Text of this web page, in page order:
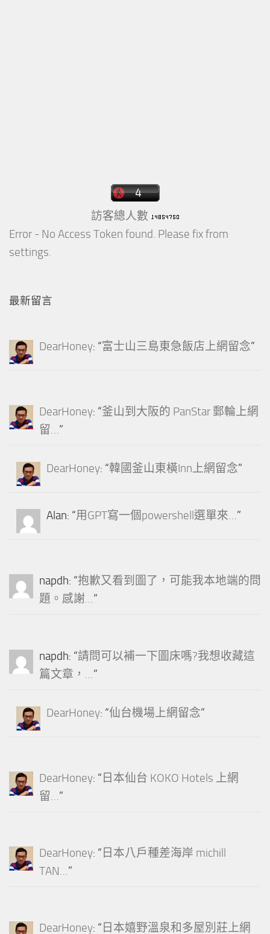
訪客總人數
Error - No Access Token found. Please fix from
settings.
最新留言
DearHoney: “富士山三島東急飯店上網留念”
DearHoney: “釜山到大阪的 PanStar 郵輪上網
留…”
DearHoney: “韓國釜山東橫Inn上網留念”
Alan: “用GPT寫一個powershell選單來…”
napdh: “抱歉又看到圖了，可能我本地端的問
題。感謝…”
napdh: “請問可以補一下圖床嗎?我想收藏這
篇文章，…”
DearHoney: “仙台機場上網留念”
DearHoney: “ 日本仙台 KOKO Hotels 上網
留…”
DearHoney: “ 日本八戶種差海岸 michill
TAN…”
DearHoney: “ 日本嬉野溫泉和多屋別莊上網